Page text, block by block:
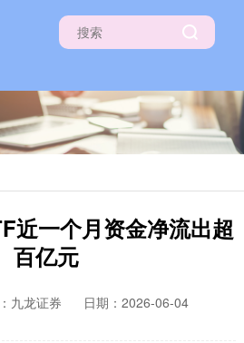
近一个月资金净流出超
百亿元
九龙证券
日期：2026-06-04